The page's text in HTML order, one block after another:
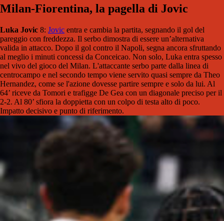
Milan-Fiorentina, la pagella di Jovic
Luka Jovic 8: Jovic entra e cambia la partita, segnando il gol del
pareggio con freddezza. Il serbo dimostra di essere un’alternativa
valida in attacco. Dopo il gol contro il Napoli, segna ancora sfruttando
al meglio i minuti concessi da Conceicao. Non solo, Luka entra spesso
nel vivo del gioco del Milan. L'attaccante serbo parte dalla linea di
centrocampo e nel secondo tempo viene servito quasi sempre da Theo
Hernandez, come se l'azione dovesse partire sempre e solo da lui. Al
64’ riceve da Tomori e trafigge De Gea con un diagonale preciso per il
2-2. Al 80’ sfiora la doppietta con un colpo di testa alto di poco.
Impatto decisivo e punto di riferimento.